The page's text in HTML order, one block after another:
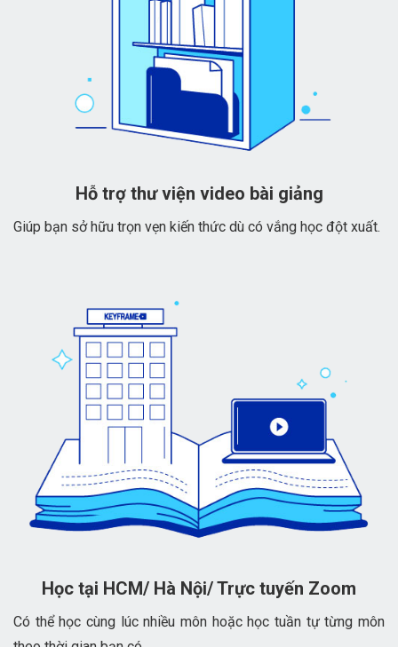
Hỗ trợ thư viện video bài giảng
Giúp bạn sở hữu trọn vẹn kiến thức dù có vắng học đột xuất.
Học tại HCM/ Hà Nội/ Trực tuyến Zoom
Có thể học cùng lúc nhiều môn hoặc học tuần tự từng môn